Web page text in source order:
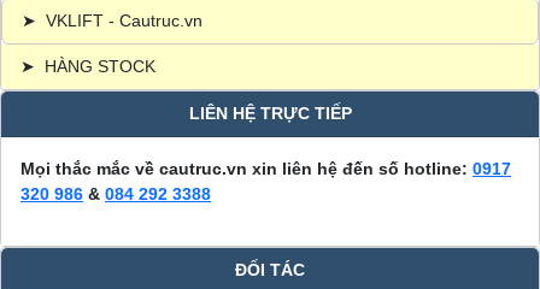
➤ VKLIFT - Cautruc.vn
➤ HÀNG STOCK
LIÊN HỆ TRỰC TIẾP
Mọi thắc mắc về cautruc.vn xin liên hệ đến số hotline: 0917
320 986 & 084 292 3388
ĐỐI TÁC